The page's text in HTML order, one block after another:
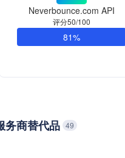
Neverbounce.com API
评分50/100
81%
商替代品 49